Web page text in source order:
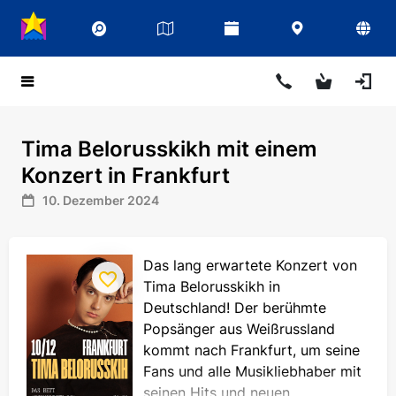
Tima Belorusskikh mit einem
Konzert in Frankfurt
10. Dezember 2024
Das lang erwartete Konzert von
Tima Belorusskikh in
Deutschland! Der berühmte
Popsänger aus Weißrussland
kommt nach Frankfurt, um seine
Fans und alle Musikliebhaber mit
seinen Hits und neuen